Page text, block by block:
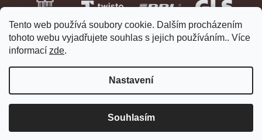
Tento web používá soubory cookie. Dalším procházením
tohoto webu vyjadřujete souhlas s jejich používáním.. Více
informací zde.
Nastavení
Souhlasím
Vytvořil Shoptet
HELVETIA hodinky a šperky